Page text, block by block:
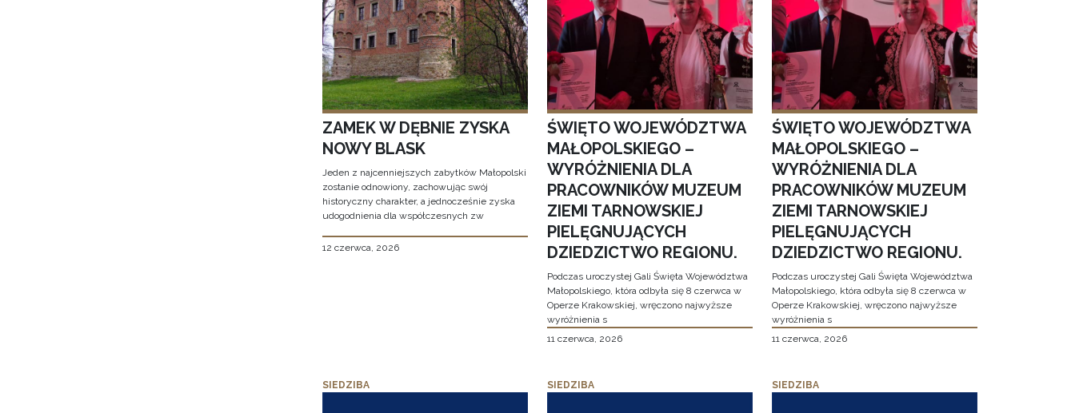
ZAMEK W DĘBNIE ZYSKA
NOWY BLASK
Jeden z najcenniejszych zabytków Małopolski
zostanie odnowiony, zachowując swój
historyczny charakter, a jednocześnie zyska
udogodnienia dla współczesnych zw
12 czerwca, 2026
ŚWIĘTO WOJEWÓDZTWA
MAŁOPOLSKIEGO –
WYRÓŻNIENIA DLA
PRACOWNIKÓW MUZEUM
ZIEMI TARNOWSKIEJ
PIELĘGNUJĄCYCH
DZIEDZICTWO REGIONU.
Podczas uroczystej Gali Święta Województwa
Małopolskiego, która odbyła się 8 czerwca w
Operze Krakowskiej, wręczono najwyższe
wyróżnienia s
11 czerwca, 2026
ŚWIĘTO WOJEWÓDZTWA
MAŁOPOLSKIEGO –
WYRÓŻNIENIA DLA
PRACOWNIKÓW MUZEUM
ZIEMI TARNOWSKIEJ
PIELĘGNUJĄCYCH
DZIEDZICTWO REGIONU.
Podczas uroczystej Gali Święta Województwa
Małopolskiego, która odbyła się 8 czerwca w
Operze Krakowskiej, wręczono najwyższe
wyróżnienia s
11 czerwca, 2026
SIEDZIBA SIEDZIBA SIEDZIBA